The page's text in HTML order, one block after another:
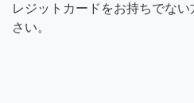
レジットカードをお持ちでな
さい。